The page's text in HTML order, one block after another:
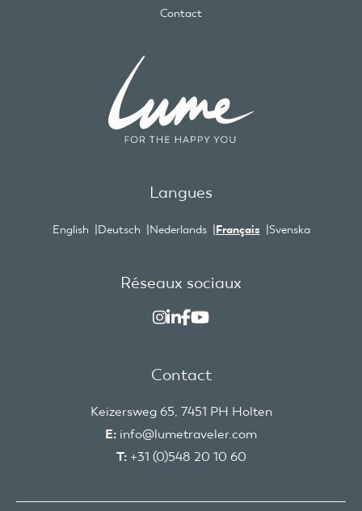
Contact
Langues
English Deutsch Nederlands Français Svenska
Réseaux sociaux
Contact
Keizersweg 65, 7451 PH Holten
E: info@lumetraveler.com
T: +31 (0)548 20 10 60